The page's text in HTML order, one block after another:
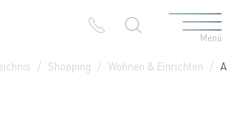
Menü
Shopping Wohnen & Einrichten